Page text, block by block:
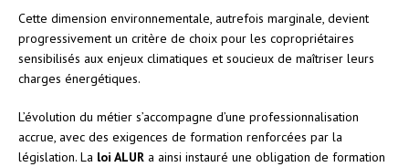
Cette dimension environnementale, autrefois marginale, devient
progressivement un critère de choix pour les copropriétaires
sensibilisés aux enjeux climatiques et soucieux de maîtriser leurs
charges énergétiques.
L’évolution du métier s’accompagne d’une professionnalisation
accrue, avec des exigences de formation renforcées par la
législation. La loi ALUR a ainsi instauré une obligation de formation